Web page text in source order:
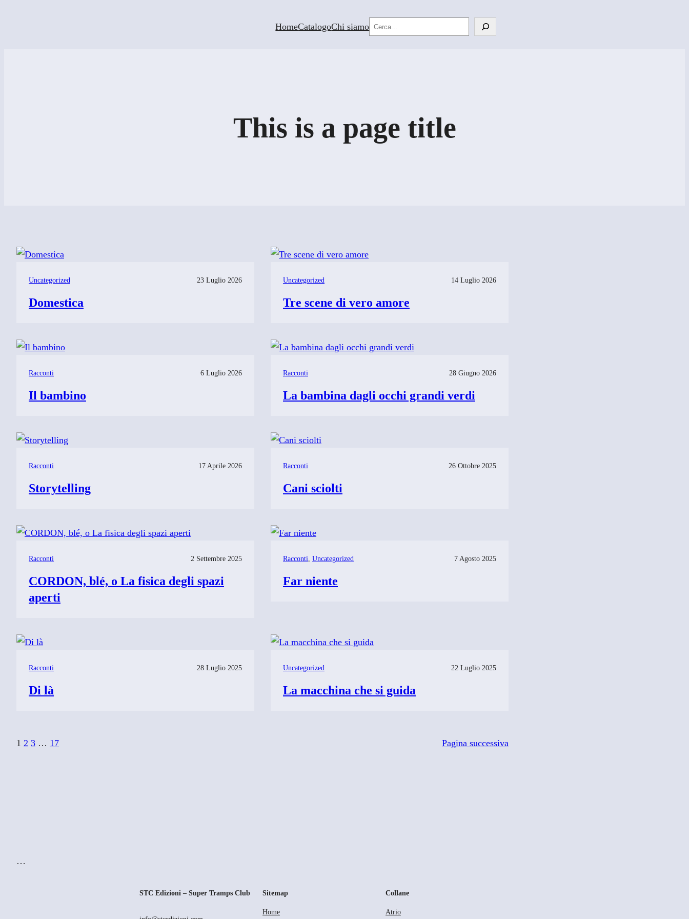
HomeCatalogoChi siamoCerca
This is a page title
Uncategorized 23 Luglio 2026
Domestica
Uncategorized 14 Luglio 2026
Tre scene di vero amore
Racconti 6 Luglio 2026
Il bambino
Racconti 28 Giugno 2026
La bambina dagli occhi grandi verdi
Racconti 17 Aprile 2026
Storytelling
Racconti 26 Ottobre 2025
Cani sciolti
Racconti 2 Settembre 2025
CORDON, blé, o La fisica degli spazi
aperti
Racconti, Uncategorized 7 Agosto 2025
Far niente
Racconti 28 Luglio 2025
Di là
Uncategorized 22 Luglio 2025
La macchina che si guida
1 2 3 … 17 Pagina successiva
…
STC Edizioni – Super Tramps Club Sitemap
Home
Collane
Atrio